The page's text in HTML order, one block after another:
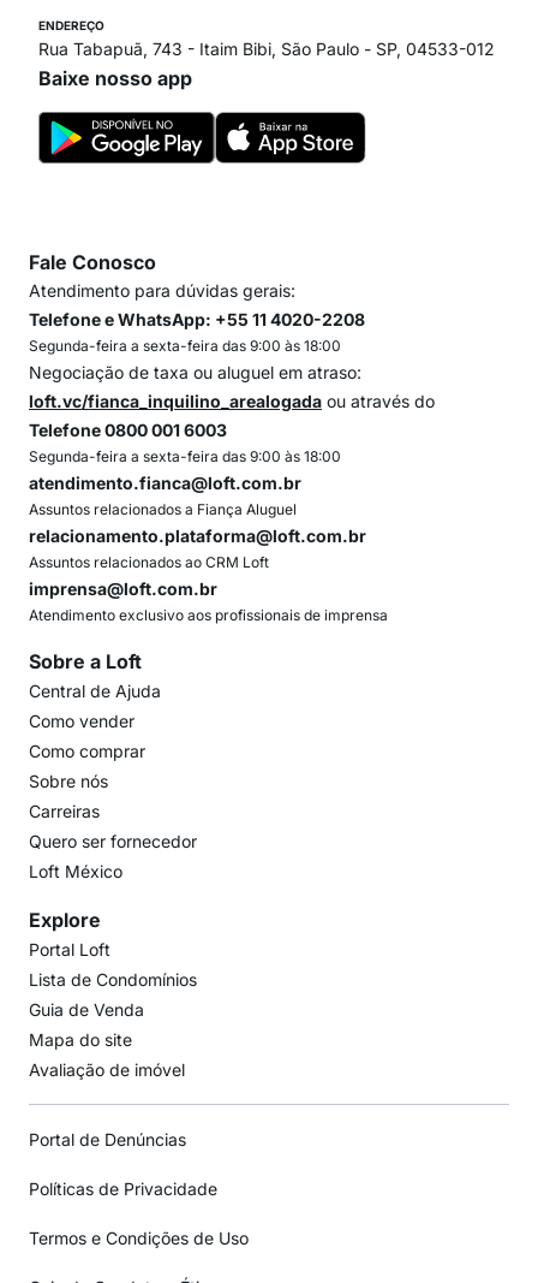
ENDEREÇO
Rua Tabapuã, 743 - Itaim Bibi, São Paulo - SP, 04533-012
Baixe nosso app
Fale Conosco
Atendimento para dúvidas gerais:
Telefone e WhatsApp: +55 11 4020-2208
Segunda-feira a sexta-feira das 9:00 às 18:00
Negociação de taxa ou aluguel em atraso:
loft.vc/fianca_inquilino_arealogada ou através do
Telefone 0800 001 6003
Segunda-feira a sexta-feira das 9:00 às 18:00
atendimento.fianca@loft.com.br
Assuntos relacionados a Fiança Aluguel
relacionamento.plataforma@loft.com.br
Assuntos relacionados ao CRM Loft
imprensa@loft.com.br
Atendimento exclusivo aos profissionais de imprensa
Sobre a Loft
Central de Ajuda
Como vender
Como comprar
Sobre nós
Carreiras
Quero ser fornecedor
Loft México
Explore
Portal Loft
Lista de Condomínios
Guia de Venda
Mapa do site
Avaliação de imóvel
Portal de Denúncias
Políticas de Privacidade
Termos e Condições de Uso